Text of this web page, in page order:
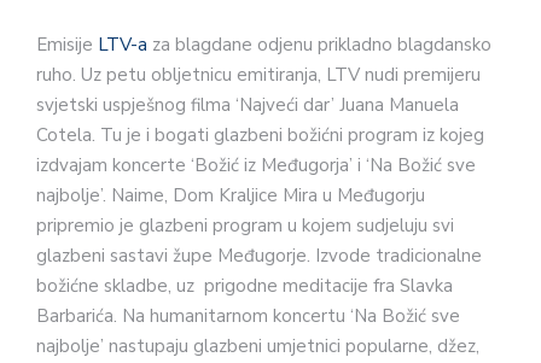
Emisije LTV-a za blagdane odjenu prikladno blagdansko
ruho. Uz petu obljetnicu emitiranja, LTV nudi premijeru
svjetski uspješnog filma ‘Najveći dar’ Juana Manuela
Cotela. Tu je i bogati glazbeni božićni program iz kojeg
izdvajam koncerte ‘Božić iz Međugorja’ i ‘Na Božić sve
najbolje’. Naime, Dom Kraljice Mira u Međugorju
pripremio je glazbeni program u kojem sudjeluju svi
glazbeni sastavi župe Međugorje. Izvode tradicionalne
božićne skladbe, uz prigodne meditacije fra Slavka
Barbarića. Na humanitarnom koncertu ‘Na Božić sve
najbolje’ nastupaju glazbeni umjetnici popularne, džez,